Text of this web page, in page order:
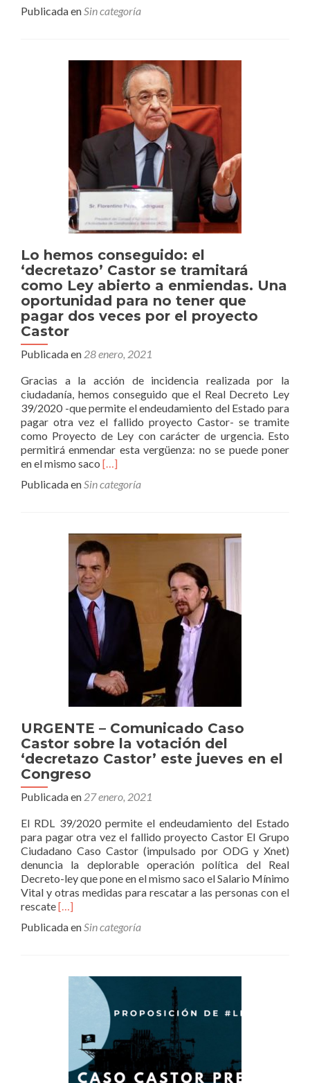
no
las
arcas
Estado
Publicada en Sin categoría
Lo hemos conseguido: el
‘decretazo’ Castor se tramitará
como Ley abierto a enmiendas. Una
oportunidad para no tener que
pagar dos veces por el proyecto
Castor
Publicada en 28 enero, 2021
Gracias a la acción de incidencia realizada por la
ciudadanía, hemos conseguido que el Real Decreto Ley
39/2020 -que permite el endeudamiento del Estado para
pagar otra vez el fallido proyecto Castor- se tramite
como Proyecto de Ley con carácter de urgencia. Esto
permitirá enmendar esta vergüenza: no se puede poner
en el mismo saco Leer
hemos
‘decretazo’
Castor
se
tramitará
como
Ley
abierto
a
enmiendas.
oportunidad
para
no
que
pagar
dos
veces
el
Castor
[…]
Publicada en Sin categoría
URGENTE – Comunicado Caso
Castor sobre la votación del
‘decretazo Castor’ este jueves en el
Congreso
Publicada en 27 enero, 2021
El RDL 39/2020 permite el endeudamiento del Estado
para pagar otra vez el fallido proyecto Castor El Grupo
Ciudadano Caso Castor (impulsado por ODG y Xnet)
denuncia la deplorable operación política del Real
Decreto-ley que pone en el mismo saco el Salario Mínimo
Vital y otras medidas para rescatar a las personas con el
rescateLeer
–
Castor
‘decretazo
Castor’
este
[…]
Publicada en Sin categoría